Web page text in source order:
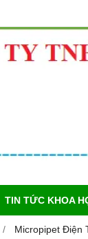
TIN TỨC KHOA
Micropipet Điện